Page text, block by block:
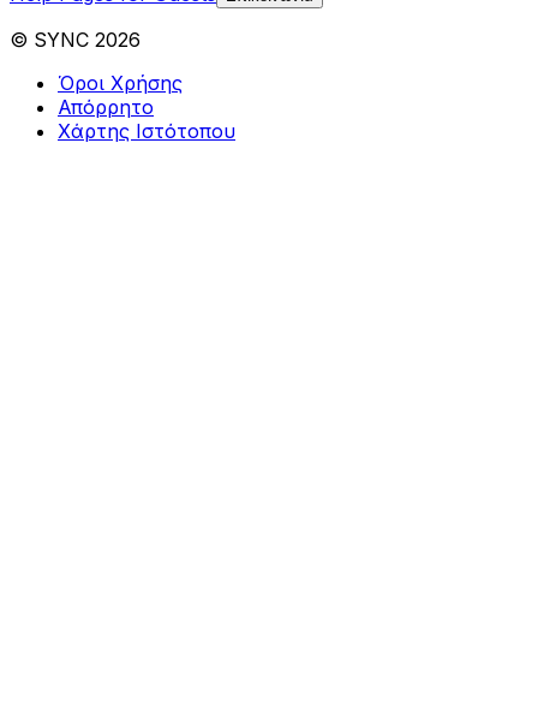
© SYNC 2026
Όροι Χρήσης
Απόρρητο
Χάρτης Ιστότοπου